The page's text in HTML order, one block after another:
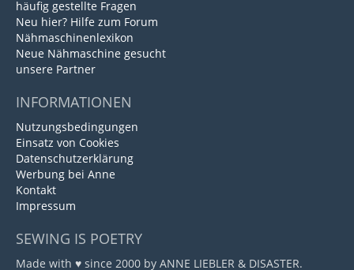
häufig gestellte Fragen
Neu hier? Hilfe zum Forum
Nähmaschinenlexikon
Neue Nähmaschine gesucht
unsere Partner
INFORMATIONEN
Nutzungsbedingungen
Einsatz von Cookies
Datenschutzerklärung
Werbung bei Anne
Kontakt
Impressum
SEWING IS POETRY
Made with ♥ since 2000 by ANNE LIEBLER & DISASTER.